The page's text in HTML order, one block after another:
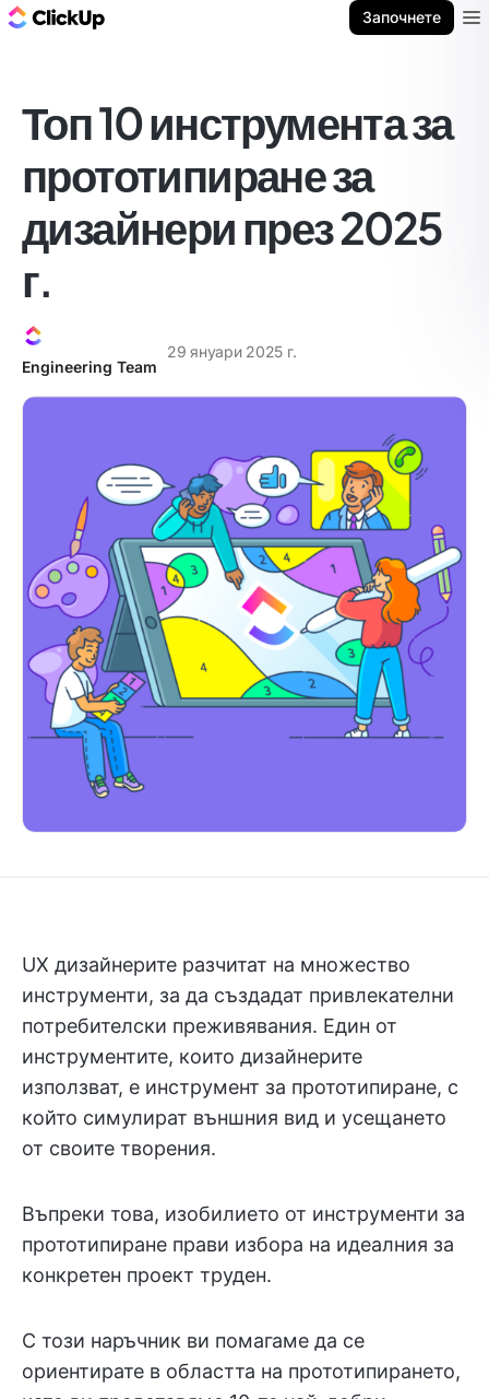
Започнете
Топ 10 инструмента за
прототипиране за
дизайнери през 2025
г.
Engineering Team
29 януари 2025 г.
UX дизайнерите разчитат на множество
инструменти, за да създадат привлекателни
потребителски преживявания. Един от
инструментите, които дизайнерите
използват, е инструмент за прототипиране, с
който симулират външния вид и усещането
от своите творения.
Въпреки това, изобилието от инструменти за
прототипиране прави избора на идеалния за
конкретен проект труден.
С този наръчник ви помагаме да се
ориентирате в областта на прототипирането,